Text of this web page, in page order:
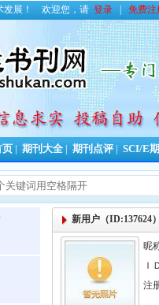
发展！ 欢迎您，请 登录 免费注
期刊大全 期刊点评 SCI/E
新用户（ID:137624
昵
注